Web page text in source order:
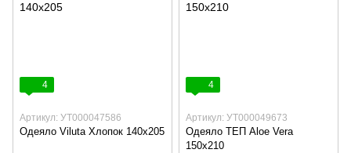
4
Артикул: УТ000047586
Одеяло Viluta Хлопок 140х205
4
Артикул: УТ000049673
Одеяло ТЕП Aloe Vera
150х210